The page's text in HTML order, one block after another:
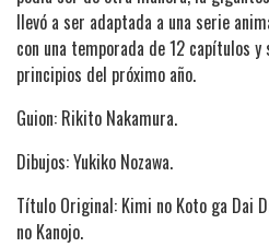
llevó a ser adaptada a una serie
con una temporada de 12 capítulos
principios del próximo año.
Guion: Rikito Nakamura.
Dibujos: Yukiko Nozawa.
Título Original: Kimi no Koto ga Dai
no Kanojo.